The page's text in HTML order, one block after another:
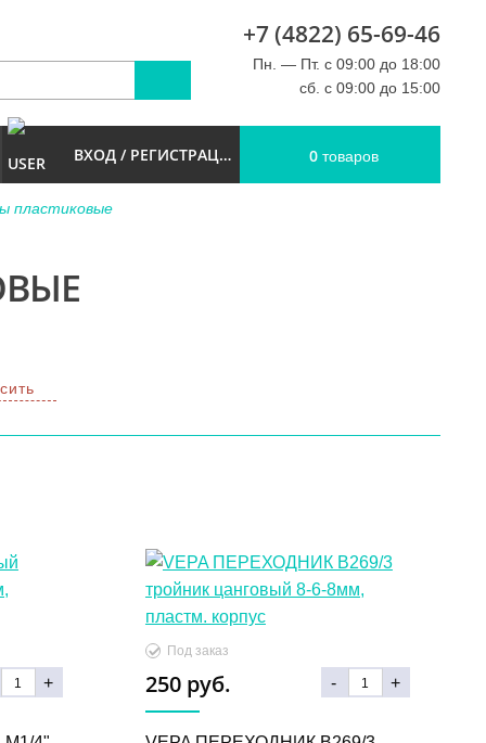
+7 (4822) 65-69-46
Пн. — Пт. с 09:00 до 18:00
сб. с 09:00 до 15:00
ВХОД / РЕГИСТРАЦИЯ 0 товаров
пластиковые
+
Под заказ
250 руб. - +